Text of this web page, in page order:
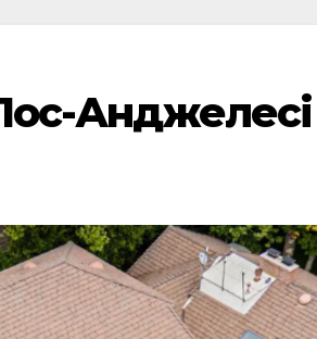
Анджелесі